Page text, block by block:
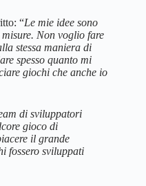
“Le mie idee sono
Non voglio fare
stessa maniera di
spesso quanto mi
giochi che anche io
di sviluppatori
gioco di
il grande
fossero sviluppati